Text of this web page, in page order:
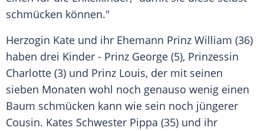
schmücken können."
Herzogin Kate und ihr Ehemann Prinz William (36)
haben drei Kinder - Prinz George (5), Prinzessin
Charlotte (3) und Prinz Louis, der mit seinen
sieben Monaten wohl noch genauso wenig einen
Baum schmücken kann wie sein noch jüngerer
Cousin. Kates Schwester Pippa (35) und ihr